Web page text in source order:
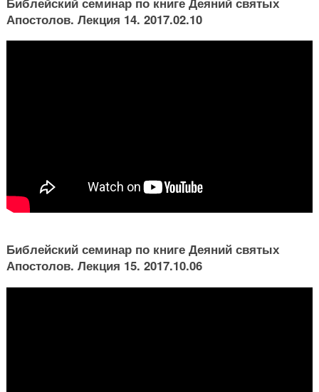
Апостолов. Лекция 14. 2017.02.10
Библейский семинар по книге Деяний святых
Апостолов. Лекция 15. 2017.10.06